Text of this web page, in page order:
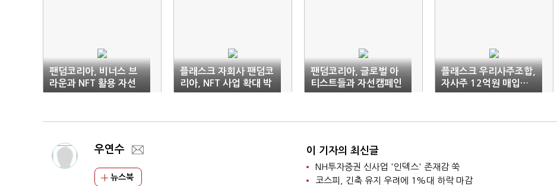
팬덤코리아, 비너스 브
라운과 NFT 활용 자선
캠페인 진행
플래스크 자회사 팬덤코
리아, NFT 사업 확대 박
차
팬덤코리아, 글로벌 아
티스트들과 자선캠페인
'온더웨이' 진행
플래스크 우리사주조합,
자사주 12억원 매입…
기업가치 상승 기대
우연수
뉴스북
이 기자의 최신글
NH투자증권 신사업 '인덱스' 존재감 쑥
코스피, 긴축 유지 우려에 1%대 하락 마감